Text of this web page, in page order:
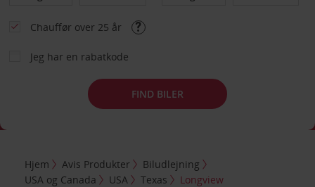
Chauffør over 25 år
Jeg har en rabatkode
FIND BILER
Hjem Avis Produkter
Biludlejning
USA og Canada
USA Texas Longview